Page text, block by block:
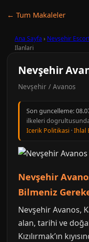
← Tum Makaleler
Ana Sayfa › Nevşehir
Ilanlari
Nevşehir
Nevşehir / Avanos
Son guncelleme:
ilkeleri
Icerik Politikasi ·Ihlal
Nevşehir
Bilmeniz
Nevşehir Avanos,
alan, tarihi ve
Kızılırmak’ın